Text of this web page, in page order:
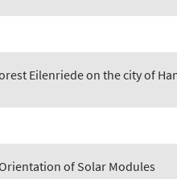
Eilenriede on the city of
of Solar Modules